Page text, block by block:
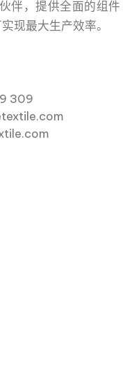
伴，提供全面的组件
现最大生产效率。
309